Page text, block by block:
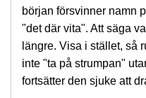
början försvinner namn
"det där vita". Att säga
längre. Visa i stället, så
inte "ta på strumpan"
fortsätter den sjuke att